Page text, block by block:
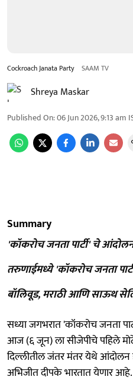
Cockroach Janata Party SAAM TV
Shreya Maskar
Published On:06 Jun 2026, 9:13 am
Summary
'कॉकरोच जनता पार्टी' चे
तरुणाईमध्ये 'कॉकरोच जनता
बॉलिवूड, मराठी आणि साऊथ
सध्या जगभरात 'कॉकरोच जनता
आज (६ जून) ला सीजेपीचे पहिले
दिल्लीतील जंतर मंतर येथे
अभिजीत दीपके भारतात येणार आहे.